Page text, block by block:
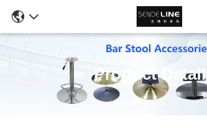
Product Details